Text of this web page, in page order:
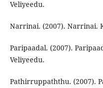
Veliyeedu.
Narrinai. (2007). Narrinai.
Paripaadal. (2007).
Veliyeedu.
Pathirruppaththu. (2007).